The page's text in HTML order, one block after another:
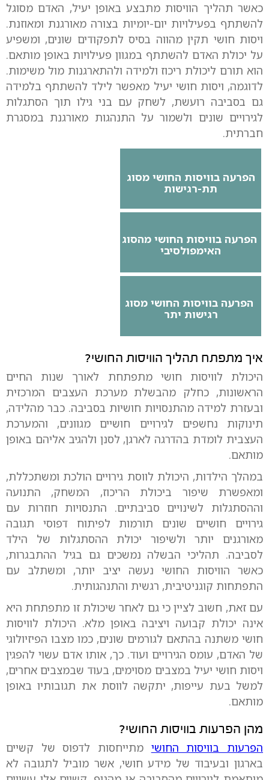
כאשר תהליך הוויסות מתבצע באופן יעיל, האדם מסוגל
להשתתף בפעילויות יום-יומיות בצורה מאורגנת ומאוזנת.
ויסות חושי תקין מהווה בסיס לתפקודים שונים, ומשפיע
על יכולת האדם להשתתף במגוון פעילויות באופן מותאם.
הוא תורם ליכולת ריכוז ולמידה ולהתארגנות מול משימות.
לדוגמה, ויסות חושי יעיל מאפשר לילד להשתתף בלמידה
גם בסביבה רועשת, לשחק עם בני גילו תוך הסתגלות
לגירויים שונים ולשמור על התנהגות מאורגנת במסגרת
חברתית.
הפרעה בוויסות החושי מסוג
תת-רגישות
הפרעה בוויסות החושי מהסוג
האימפולסיבי
הפרעה בוויסות החושי מסוג
רגישות יתר
איך מתפתח תהליך הוויסות החושי?
היכולת לוויסות חושי מתפתחת לאורך שנות החיים
הראשונות, כחלק מהבשלת מערכת העצבים המרכזית
ובעזרת למידה מהתנסויות חושיות בסביבה. כבר מהלידה,
תינוקות נחשפים לגירויים חושיים מגוונים, והמערכת
העצבית לומדת בהדרגה לארגן, לסנן ולהגיב אליהם באופן
מותאם.
במהלך הילדות, היכולת לווסת גירויים הולכת ומשתכללת,
ומאפשרת שיפור ביכולת הריכוז, המשחק, התנועה
וההסתגלות לשינויים סביבתיים. התנסויות חוזרות עם
גירויים חושיים שונים תורמות לפיתוח דפוסי תגובה
מאורגנים יותר ולשיפור יכולת ההסתגלות של הילד
לסביבה. תהליכי הבשלה נמשכים גם בגיל ההתבגרות,
כאשר הוויסות החושי נעשה יציב יותר, ומשתלב עם
התפתחות קוגניטיבית, רגשית והתנהגותית.
עם זאת, חשוב לציין כי גם לאחר שיכולת זו מתפתחת היא
אינה יכולת קבועה ויציבה באופן מלא. היכולת לוויסות
חושי משתנה בהתאם לגורמים שונים, כמו מצבו הפיזיולוגי
של האדם, עומס הגירויים ועוד. כך, אותו אדם עשוי להפגין
ויסות חושי יעיל במצבים מסוימים, בעוד שבמצבים אחרים,
למשל בעת עייפות, יתקשה לווסת את תגובותיו באופן
מותאם.
מהן הפרעות בוויסות החושי?
הפרעות בוויסות החושי מתייחסות לדפוס של קשיים
בארגון ובעיבוד של מידע חושי, אשר מוביל לתגובה לא